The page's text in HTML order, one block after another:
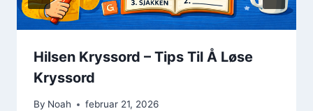
Hilsen Kryssord – Tips Til Å Løse
Kryssord
By Noah februar 21, 2026